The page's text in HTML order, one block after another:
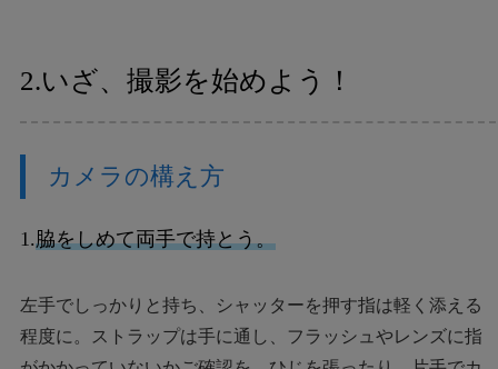
2.いざ、撮影を始めよう！
カメラの構え方
1.脇をしめて両手で持とう。
左手でしっかりと持ち、シャッターを押す指は軽く添える
程度に。ストラップは手に通し、フラッシュやレンズに指